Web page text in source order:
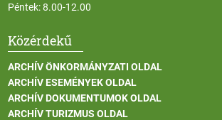
Péntek: 8.00-12.00
Közérdekű
ARCHÍV ÖNKORMÁNYZATI OLDAL
ARCHÍV ESEMÉNYEK OLDAL
ARCHÍV DOKUMENTUMOK OLDAL
ARCHÍV TURIZMUS OLDAL